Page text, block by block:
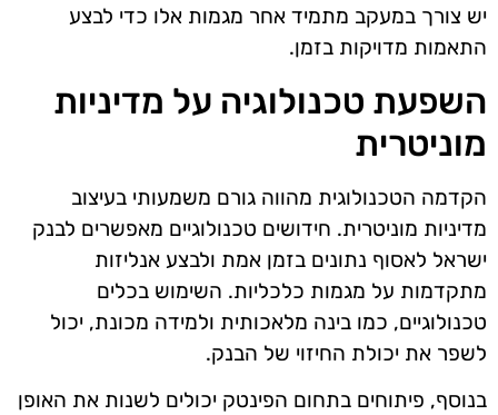
יש צורך במעקב מתמיד אחר מגמות אלו כדי לבצע
התאמות מדויקות בזמן.
השפעת טכנולוגיה על מדיניות
מוניטרית
הקדמה הטכנולוגית מהווה גורם משמעותי בעיצוב
מדיניות מוניטרית. חידושים טכנולוגיים מאפשרים לבנק
ישראל לאסוף נתונים בזמן אמת ולבצע אנליזות
מתקדמות על מגמות כלכליות. השימוש בכלים
טכנולוגיים, כמו בינה מלאכותית ולמידה מכונת, יכול
לשפר את יכולת החיזוי של הבנק.
בנוסף, פיתוחים בתחום הפינטק יכולים לשנות את האופן